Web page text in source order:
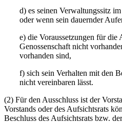
d) es seinen Verwaltungssitz
oder wenn sein dauernder
e) die Voraussetzungen für die
Genossenschaft nicht
vorhanden sind,
f) sich sein Verhalten mit den
nicht vereinbaren lässt.
(2) Für den Ausschluss ist der
Vorstands oder des Aufsichtsrats
Beschluss des Aufsichtsrats bzw.